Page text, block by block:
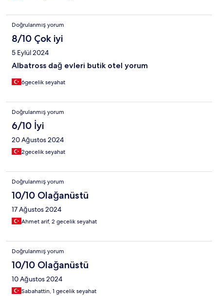
Doğrulanmış yorum
8/10 Çok iyi
5 Eylül 2024
Albatross dağ evleri butik otel yorum
6gecelik seyahat
Doğrulanmış yorum
6/10 İyi
20 Ağustos 2024
2gecelik seyahat
Doğrulanmış yorum
10/10 Olağanüstü
17 Ağustos 2024
Ahmet arif, 2 gecelik seyahat
Doğrulanmış yorum
10/10 Olağanüstü
10 Ağustos 2024
Sabahattin, 1 gecelik seyahat